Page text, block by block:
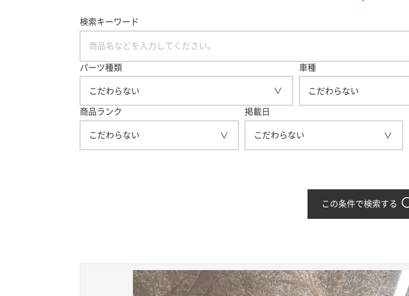
検索キーワード
パーツ種類
こだわらない
車種
こだわらない
商品ランク
こだわらない
掲載日
こだわらない
この条件で検索する